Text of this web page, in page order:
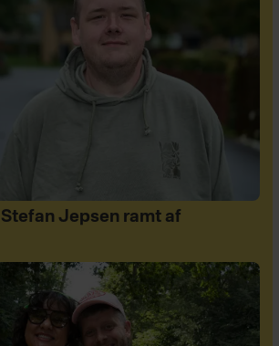
Stefan Jepsen ramt af